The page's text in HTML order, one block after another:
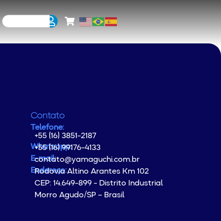
Contato
Telefone:
+55 (16) 3851-2187
Whatsapp:
+55 (16) 99176-4133
E-mail:
contato@yamaguchi.com.br
Endereço:
Rodovia Altino Arantes Km 102
CEP: 14.649-899 - Distrito Industrial
Morro Agudo/SP – Brasil